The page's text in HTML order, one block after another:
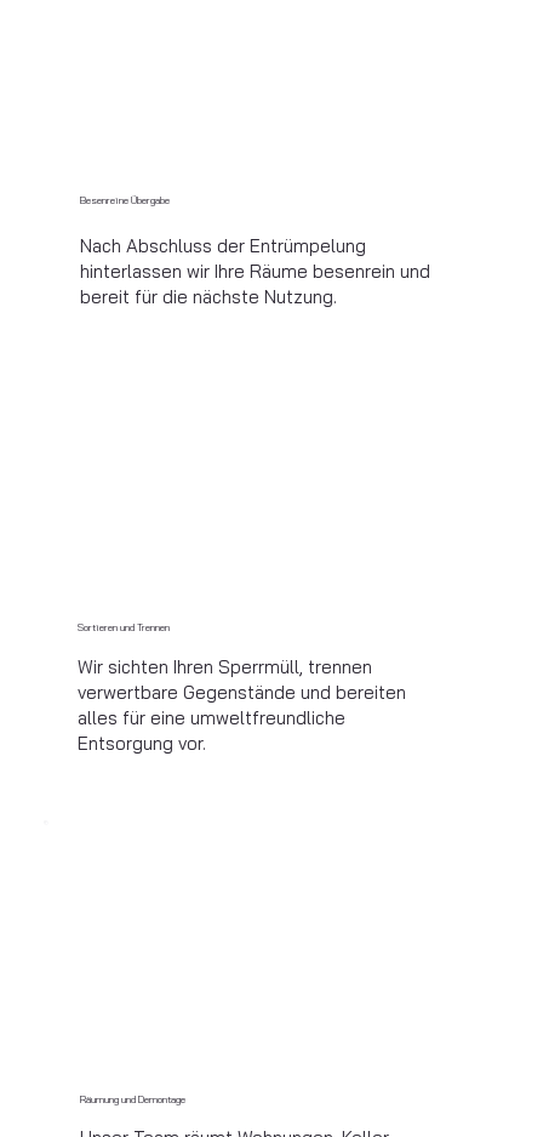
Sortieren und Trennen
Wir sichten Ihren Sperrmüll, trennen
verwertbare Gegenstände und bereiten
alles für eine umweltfreundliche
Entsorgung vor.
Räumung und Demontage
Besenreine Übergabe
Nach Abschluss der Entrümpelung
hinterlassen wir Ihre Räume besenrein und
bereit für die nächste Nutzung.